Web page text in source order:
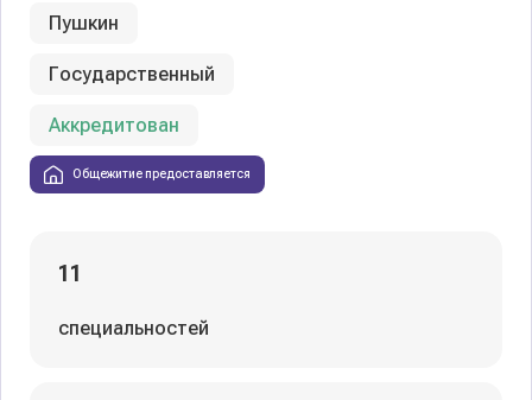
Пушкин
Государственный
Аккредитован
Общежитие предоставляется
11
специальностей